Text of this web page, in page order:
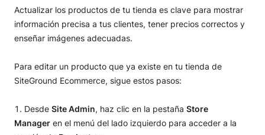
Actualizar los productos de tu tienda es clave para mostrar
información precisa a tus clientes, tener precios correctos y
enseñar imágenes adecuadas.
Para editar un producto que ya existe en tu tienda de
SiteGround Ecommerce, sigue estos pasos:
Desde Site Admin, haz clic en la pestaña Store
Manager en el menú del lado izquierdo para acceder a la